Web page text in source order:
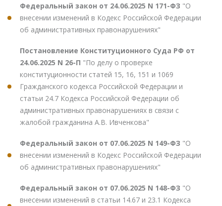
Федеральный закон от 24.06.2025 N 171-ФЗ "О
внесении изменений в Кодекс Российской Федерации
об административных правонарушениях"
Постановление Конституционного Суда РФ от
24.06.2025 N 26-П "По делу о проверке
конституционности статей 15, 16, 151 и 1069
Гражданского кодекса Российской Федерации и
статьи 24.7 Кодекса Российской Федерации об
административных правонарушениях в связи с
жалобой гражданина А.В. Ивченкова"
Федеральный закон от 07.06.2025 N 149-ФЗ "О
внесении изменений в Кодекс Российской Федерации
об административных правонарушениях"
Федеральный закон от 07.06.2025 N 148-ФЗ "О
внесении изменений в статьи 14.67 и 23.1 Кодекса